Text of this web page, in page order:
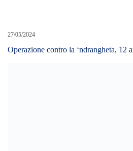
27/05/2024
Operazione contro la ‘ndrangheta, 12